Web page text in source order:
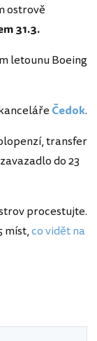
ostrově
31.3.
letounu Boeing
Čedok.
transfer
do 23
procestujte.
míst,co vidět na